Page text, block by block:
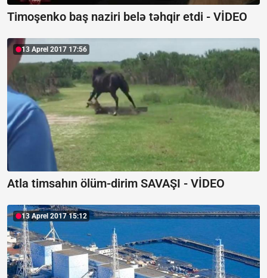
Timoşenko baş naziri belə təhqir etdi - VİDEO
13 Aprel 2017 17:56
Atla timsahın ölüm-dirim SAVAŞI - VİDEO
13 Aprel 2017 15:12